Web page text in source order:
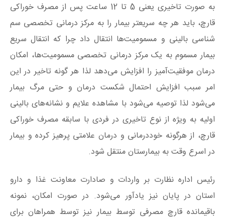
به صورت تاخیری یعنی 5 تا 12 ساعت پس از مصرف خوراکی
قارچ، باید هر چه سریعتر بیمار را به مرکز درمانی تخصصی سم
شناسی بالینی و مسمومیت‌ها انتقال داد چرا که انتقال سریع
بیمار مسموم به یک مرکز درمانی تخصصی مسمومیت‌ها، امکان
درمان موفقیت‌آمیز را افزایش می‌دهد لذا هر گونه تاخیر در این
امر سبب افزایش احتمال شکست درمان و حتی مرگ بیمار
می‌شود لذا توصیه می‌شود با مشاهده علایم و نشانه‌های بالینی
اولیه به ویژه از نوع تاخیری در فردی با سابقه مصرف خوراکی
قارچ، از هرگونه خوددرمانی و درمان علامتی پرهیز کرده و بیمار
در اسرع وقت به بیمارستان منتقل شود.
رئیس اداره نظارت بر واردات و صادارت معاونت غذا و دارو
استان در پایان نیز یادآور می‌شود. در صورت امکان، نمونه
باقیمانده قارچ مصرفی توسط بیمار نیز توسط همراهان برای